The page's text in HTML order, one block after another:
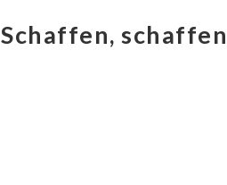
Schaffen,